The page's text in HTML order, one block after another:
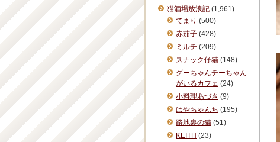
猫酒場放浪記 (1,961)
てまり (500)
赤茄子 (428)
ミルチ (209)
スナック仔猫 (148)
グーちゃんチーちゃん
がいるカフェ (24)
小料理あづさ (9)
はやちゃんち (195)
路地裏の猫 (51)
KEITH (23)